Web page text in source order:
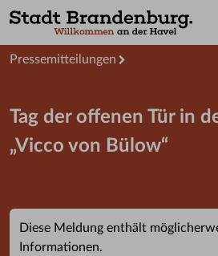
Presseservice
Pressemitteilungen
Tag der offenen Tür in
„Vicco von Bülow“
Diese Meldung enthält
Informationen.